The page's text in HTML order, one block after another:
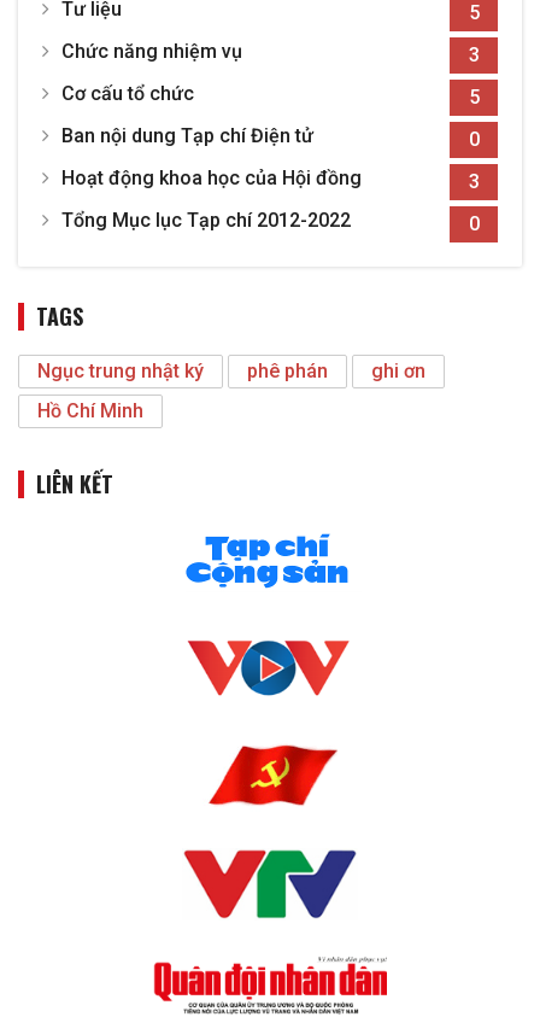
Tư liệu
5
Chức năng nhiệm vụ
3
Cơ cấu tổ chức
5
Ban nội dung Tạp chí Điện tử
0
Hoạt động khoa học của Hội đồng
3
Tổng Mục lục Tạp chí 2012-2022
0
TAGS
Ngục trung nhật ký phê phán
ghi ơn
Hồ Chí Minh
LIÊN KẾT